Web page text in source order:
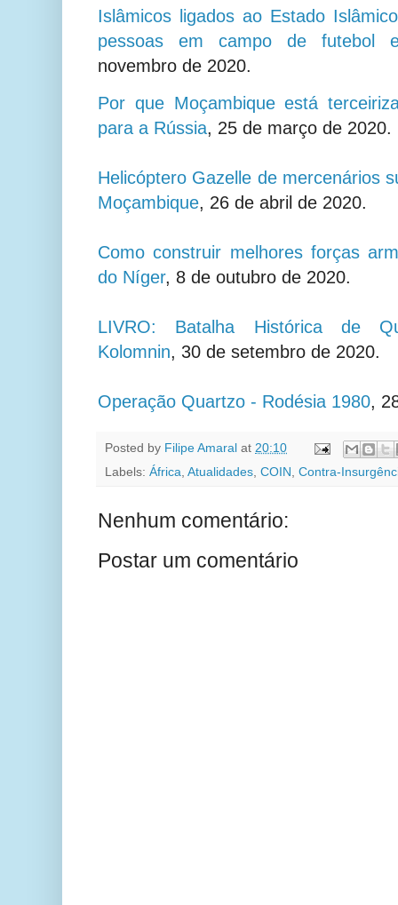
Islâmicos ligados ao Estado
pessoas em campo de futebol
novembro de 2020.
Por que Moçambique está
para a Rússia, 25 de março de 2020.
Helicóptero Gazelle de mercenários
Moçambique, 26 de abril de 2020.
Como construir melhores forças
do Níger, 8 de outubro de 2020.
LIVRO: Batalha Histórica de
Kolomnin, 30 de setembro de 2020.
Operação Quartzo - Rodésia 1980,
Posted by Filipe Amaral at 20:10
Labels: África Atualidades COIN Contra-
Nenhum comentário:
Postar um comentário